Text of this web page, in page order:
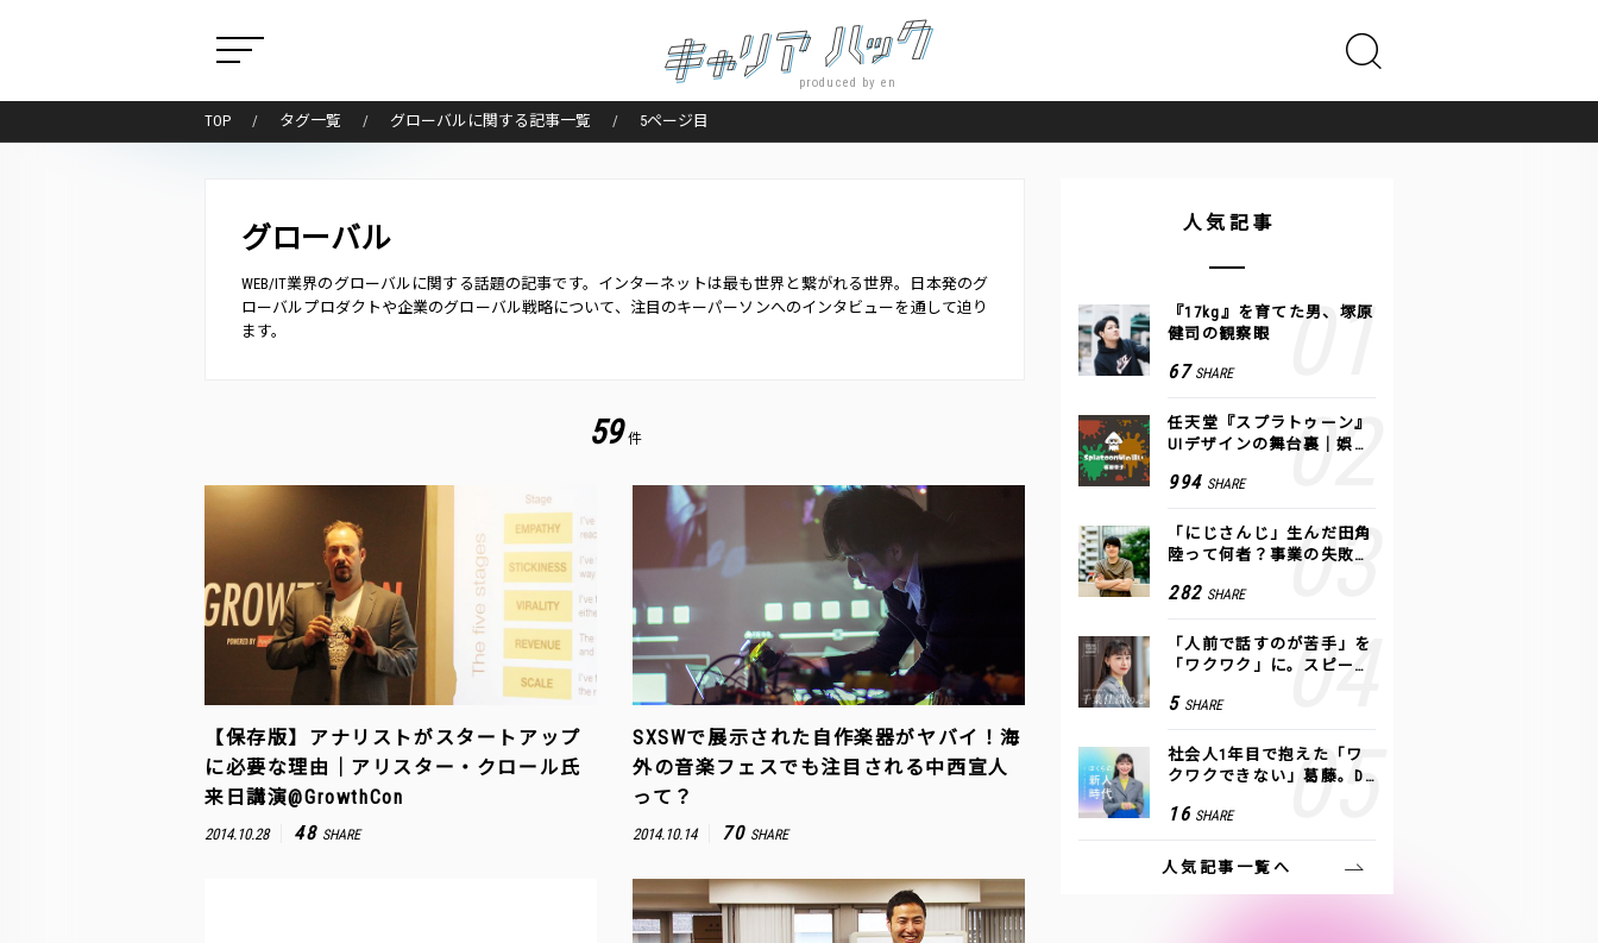
produced by en
TOP タグ一覧 グローバルに関する記事一覧 5ページ目
グローバル
WEB/IT業界のグローバルに関する話題の記事です。インターネットは最も世界と繋がれる世界。日本発のグ
ローバルプロダクトや企業のグローバル戦略について、注目のキーパーソンへのインタビューを通して迫り
ます。
59 件
【保存版】アナリストがスタートアップ
に必要な理由｜アリスター・クロール氏
来日講演@GrowthCon
2014.10.28 48 SHARE
SXSWで展示された自作楽器がヤバイ！海
外の音楽フェスでも注目される中西宣人
って？
2014.10.14 70 SHARE
人気記事
『17kg』を育てた男、塚原
健司の観察眼
67 SHARE
任天堂『スプラトゥーン』
UIデザインの舞台裏｜娯楽
994 SHARE
「にじさんじ」生んだ田角
陸って何者？事業の失敗
COLOR
282 SHARE
「人前で話すのが苦手」を
「ワクワク」に。スピーチ
方トレーニング」に込めた
5 SHARE
社会人1年目で抱えた「ワ
クワクできない」葛藤。De
つけた、私の生きる道
16 SHARE
人気記事一覧へ